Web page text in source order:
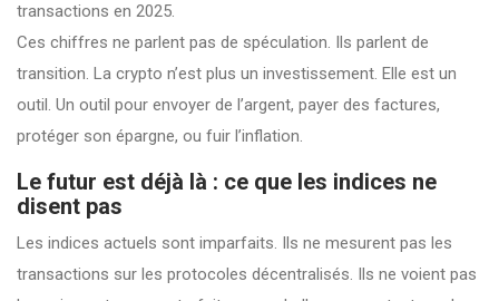
transactions en 2025.
Ces chiffres ne parlent pas de spéculation. Ils parlent de
transition. La crypto n’est plus un investissement. Elle est un
outil. Un outil pour envoyer de l’argent, payer des factures,
protéger son épargne, ou fuir l’inflation.
Le futur est déjà là : ce que les indices ne
disent pas
Les indices actuels sont imparfaits. Ils ne mesurent pas les
transactions sur les protocoles décentralisés. Ils ne voient pas